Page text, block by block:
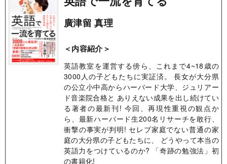
廣津留 真理
＜内容紹介＞
英語教室を運営する傍ら、これまで4~18歳の
3000人の子どもたちに実証済。 長女が大分県
の公立小中高からハーバード大学、ジュリアー
ド音楽院合格と ありえない成果を出し続けてい
る著者の最新刊! 今回、再現性重視の観点か
ら、最新ハーバード生200名リサーチを敢行、
衝撃の事実が判明! セレブ家庭でない普通の家
庭の大分県の子どもたちに、 どうやって本当の
英語力をつけているのか? 「奇跡の勉強法」初
の書籍化!